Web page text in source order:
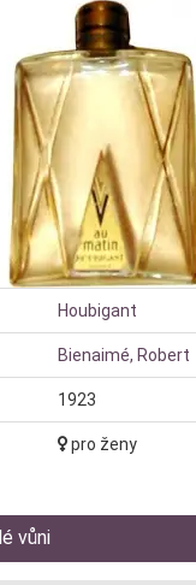
Houbigant
Bienaimé, Robert
1923
pro ženy
vůni